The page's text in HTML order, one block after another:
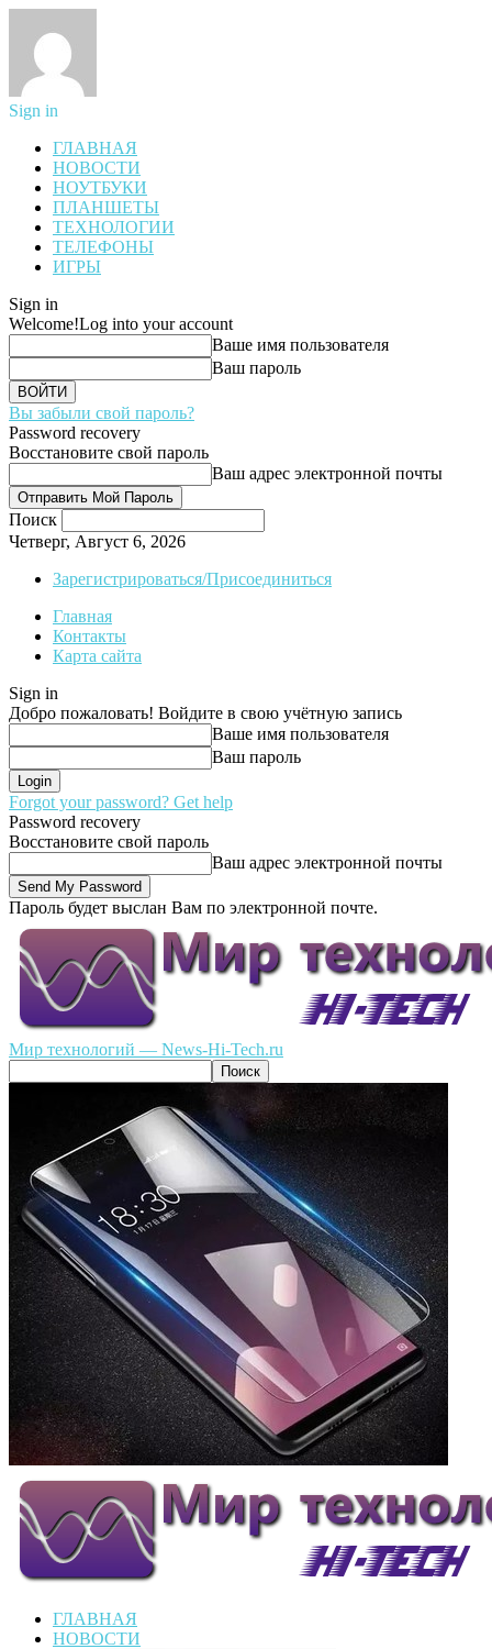
Sign in
ГЛАВНАЯ
НОВОСТИ
НОУТБУКИ
ПЛАНШЕТЫ
ТЕХНОЛОГИИ
ТЕЛЕФОНЫ
ИГРЫ
Sign in
Welcome!Log into your account
Ваше имя пользователя
Ваш пароль
Вы забыли свой пароль?
Password recovery
Восстановите свой пароль
Ваш адрес электронной почты
Поиск
Четверг, Август 6, 2026
Зарегистрироваться/Присоединиться
Главная
Контакты
Карта сайта
Sign in
Добро пожаловать! Войдите в свою учётную запись
Ваше имя пользователя
Ваш пароль
Forgot your password? Get help
Password recovery
Восстановите свой пароль
Ваш адрес электронной почты
Пароль будет выслан Вам по электронной почте.
Мир технологий — News-Hi-Tech.ru
ГЛАВНАЯ
НОВОСТИ